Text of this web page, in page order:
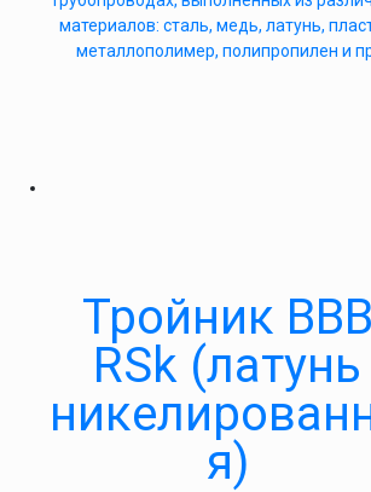
материалов: сталь, медь, латунь,
металлополимер, полипропилен и
Тройник ВВВ
RSk (латунь
я)